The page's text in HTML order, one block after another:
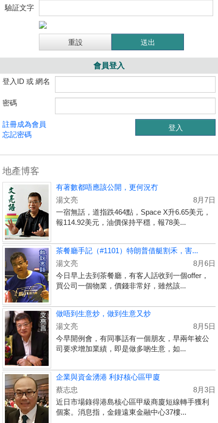
驗証文字
會員登入
登入ID 或 網名
密碼
註冊成為會員
忘記密碼
地產博客
有著數都唔應該公開，更何況冇
湯文亮
8月7日
一宿無話，道指跌464點，Space X升6.65美元，
報114.92美元，油價保持平穩，報78美...
茶餐廳手記（#1101）特朗普借艇割禾，害...
湯文亮
8月6日
今日早上去到茶餐廳，有客人話收到一個offer，
買公司一個物業，價錢非常好，雖然該...
做唔到生意炒，做到生意又炒
湯文亮
8月5日
今早開例會，有同事話有一個朋友，早兩年被公
司要求增加業績，即是做多啲生意，如...
企業與資金湧港 利好核心區甲廈
蔡志忠
8月3日
近日市場錄得港島核心區甲級商廈短線轉手獲利
個案。消息指，金鐘遠東金融中心37樓...